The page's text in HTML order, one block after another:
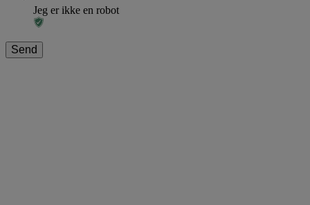
Jeg er ikke en robot